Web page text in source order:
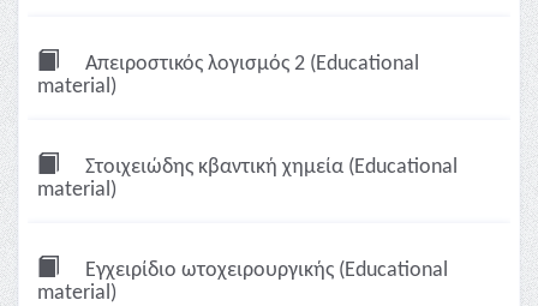
Απειροστικός λογισμός 2 (Educational
material)
Στοιχειώδης κβαντική χημεία (Educational
material)
Εγχειρίδιο ωτοχειρουργικής (Educational
material)